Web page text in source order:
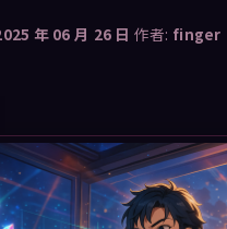
年 06 月 26 日 作者: finger